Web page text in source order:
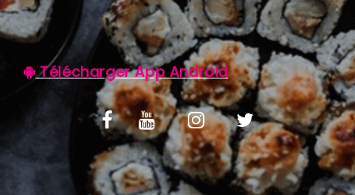
Télécharger App Android